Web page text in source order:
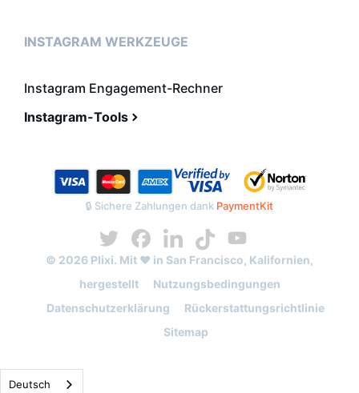
INSTAGRAM WERKZEUGE
Instagram Engagement-Rechner
Instagram-Tools
🔒 Sichere Zahlungen dank PaymentKit
© 2026 Plixi. Mit ❤️ in San Francisco, Kalifornien,
hergestellt
Nutzungsbedingungen
Datenschutzerklärung
Rückerstattungsrichtlinie
Sitemap
Deutsch